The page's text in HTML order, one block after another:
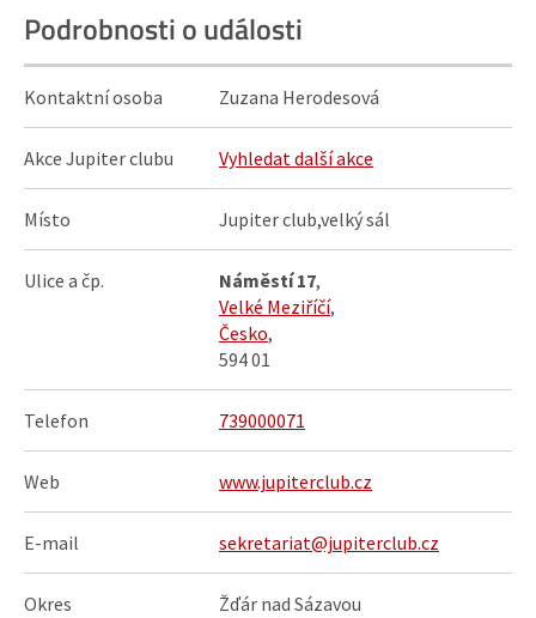
Podrobnosti o události
Kontaktní osoba Zuzana Herodesová
Akce Jupiter clubu Vyhledat další akce
Místo Jupiter club,velký sál
Ulice a čp. Náměstí 17,
Velké Meziříčí,
Česko,
594 01
Telefon 739000071
Web www.jupiterclub.cz
E-mail sekretariat@jupiterclub.cz
Okres Žďár nad Sázavou